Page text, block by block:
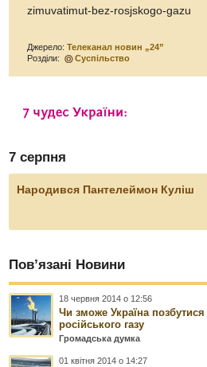
zimuvatimut-bez-rosjskogo-gazu
Джерело:Телеканал новин „24”
Розділи:
Суспільство
7 серпня
Народився Пантелеймон Куліш
Пов’язані Новини
18 червня 2014 о 12:56
Чи зможе Україна позбутися
російського газу
Громадська думка
01 квітня 2014 о 14:27